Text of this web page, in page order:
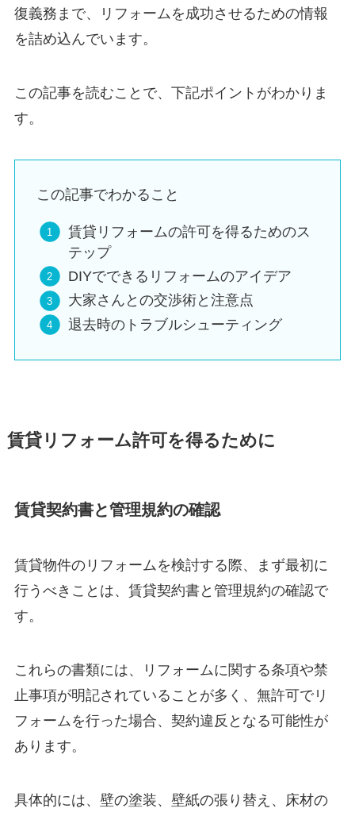
復義務まで、リフォームを成功させるための情報
を詰め込んでいます。
この記事を読むことで、下記ポイントがわかりま
す。
この記事でわかること
賃貸リフォームの許可を得るためのス
テップ
DIYでできるリフォームのアイデア
大家さんとの交渉術と注意点
退去時のトラブルシューティング
賃貸リフォーム許可を得るために
賃貸契約書と管理規約の確認
賃貸物件のリフォームを検討する際、まず最初に
行うべきことは、賃貸契約書と管理規約の確認で
す。
これらの書類には、リフォームに関する条項や禁
止事項が明記されていることが多く、無許可でリ
フォームを行った場合、契約違反となる可能性が
あります。
具体的には、壁の塗装、壁紙の張り替え、床材の